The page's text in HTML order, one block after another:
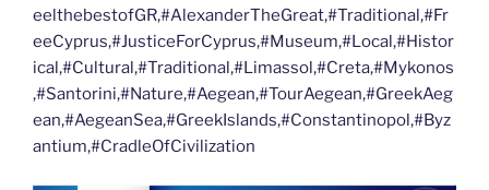
eelthebestofGR,#AlexanderTheGreat,#Traditional,#Fr
eeCyprus,#JusticeForCyprus,#Museum,#Local,#Histor
ical,#Cultural,#Traditional,#Limassol,#Creta,#Mykonos
,#Santorini,#Nature,#Aegean,#TourAegean,#GreekAeg
ean,#AegeanSea,#GreekIslands,#Constantinopol,#Byz
antium,#CradleOfCivilization